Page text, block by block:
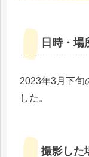
日時・場
2023年3月下旬
した。
撮影した